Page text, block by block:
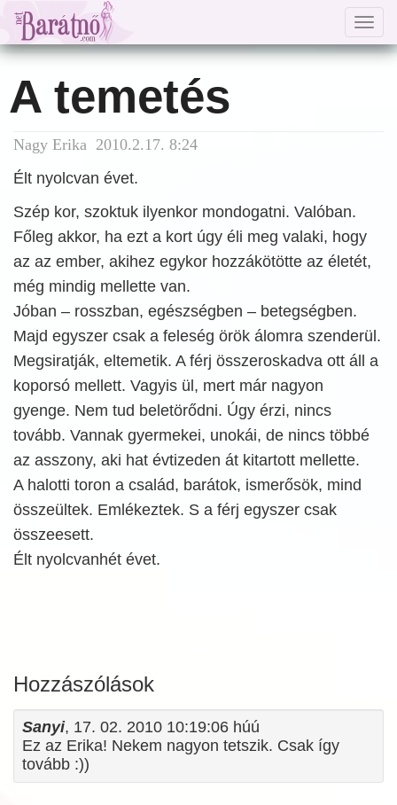
A temetés
Nagy Erika 2010.2.17. 8:24
Élt nyolcvan évet.
Szép kor, szoktuk ilyenkor mondogatni. Valóban.
Főleg akkor, ha ezt a kort úgy éli meg valaki, hogy
az az ember, akihez egykor hozzákötötte az életét,
még mindig mellette van.
Jóban – rosszban, egészségben – betegségben.
Majd egyszer csak a feleség örök álomra szenderül.
Megsiratják, eltemetik. A férj összeroskadva ott áll a
koporsó mellett. Vagyis ül, mert már nagyon
gyenge. Nem tud beletörődni. Úgy érzi, nincs
tovább. Vannak gyermekei, unokái, de nincs többé
az asszony, aki hat évtizeden át kitartott mellette.
A halotti toron a család, barátok, ismerősök, mind
összeültek. Emlékeztek. S a férj egyszer csak
összeesett.
Élt nyolcvanhét évet.
Hozzászólások
Sanyi, 17. 02. 2010 10:19:06 húú
Ez az Erika! Nekem nagyon tetszik. Csak így
tovább :))